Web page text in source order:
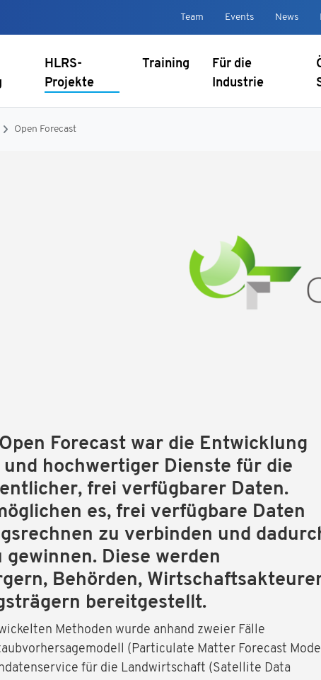
Team Events News
HLRS-
Projekte
Training
Für die
Industrie
Open Forecast
Forecast war die Entwicklung
hochwertiger Dienste für die
frei verfügbarer Daten.
es, frei verfügbare Daten
zu verbinden und
Diese werden
Behörden,
bereitgestellt.
Methoden wurde anhand zweier Fälle
(Particulate Matter Forecast
für die Landwirtschaft (Satellite Data